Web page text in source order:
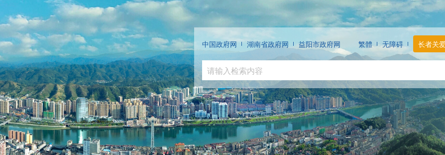
中国政府网 湖南省政府网 益阳市政府网 繁體 无障碍 长者关